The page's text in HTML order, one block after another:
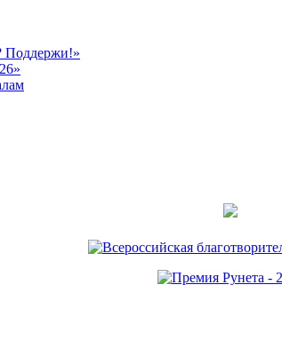
Поддержи!»